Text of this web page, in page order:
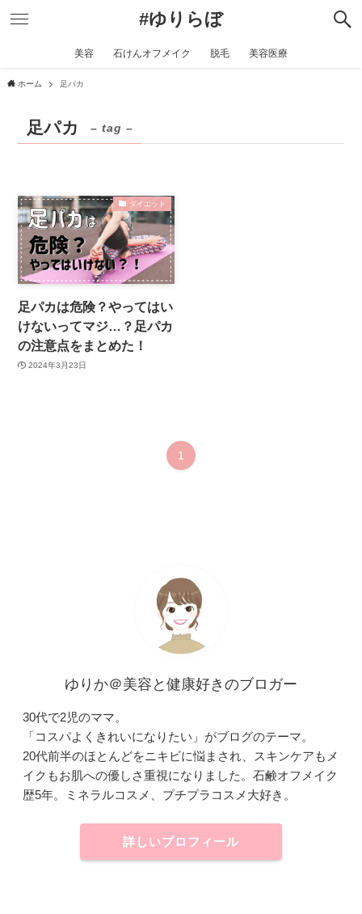
#ゆりらぼ
美容 石けんオフメイク 脱毛 美容医療
ホーム 足パカ
足パカ – tag –
ダイエット
足パカは危険？やってはい
けないってマジ…？足パカ
の注意点をまとめた！
2024年3月23日
1
ゆりか＠美容と健康好きのブロガー
30代で2児のママ。
「コスパよくきれいになりたい」がブログのテーマ。
20代前半のほとんどをニキビに悩まされ、スキンケアもメ
イクもお肌への優しさ重視になりました。石鹸オフメイク
歴5年。ミネラルコスメ、プチプラコスメ大好き。
詳しいプロフィール